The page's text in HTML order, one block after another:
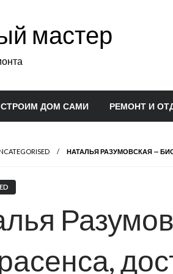
мастер
СТРОИМ ДОМ САМИ РЕМОНТ И
НАТАЛЬЯ РАЗУМОВСКАЯ —